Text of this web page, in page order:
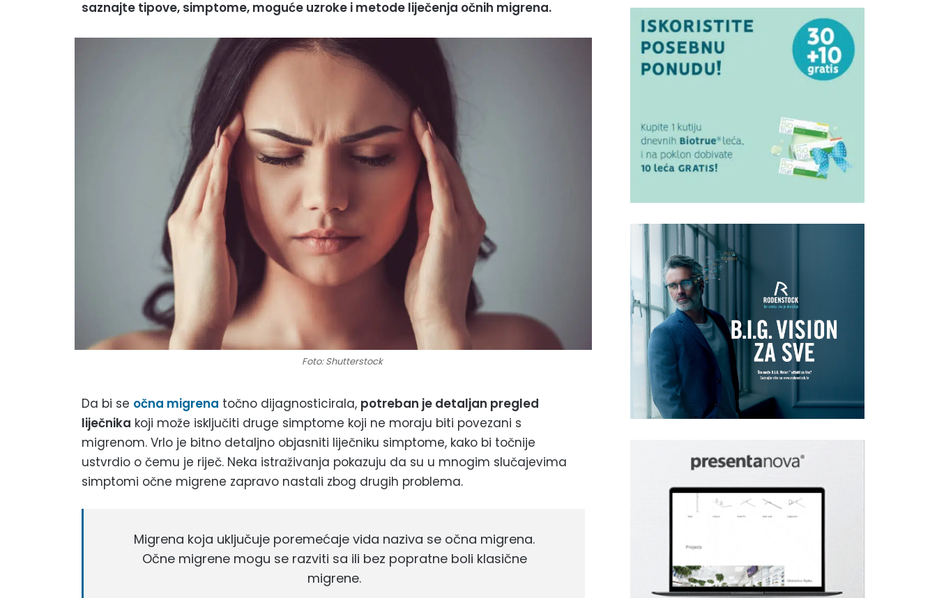
saznajte tipove, simptome, moguće uzroke i metode liječenja očnih migrena.
Foto: Shutterstock
Da bi se očna migrena točno dijagnosticirala, potreban je detaljan pregled
liječnika koji može isključiti druge simptome koji ne moraju biti povezani s
migrenom. Vrlo je bitno detaljno objasniti liječniku simptome, kako bi točnije
ustvrdio o čemu je riječ. Neka istraživanja pokazuju da su u mnogim slučajevima
simptomi očne migrene zapravo nastali zbog drugih problema.
Migrena koja uključuje poremećaje vida naziva se očna migrena.
Očne migrene mogu se razviti sa ili bez popratne boli klasične
migrene.